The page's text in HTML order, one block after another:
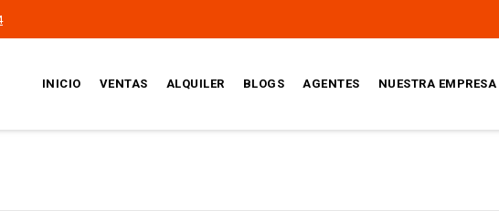
INICIO VENTAS ALQUILER BLOGS AGENTES NUESTRA EMPRESA